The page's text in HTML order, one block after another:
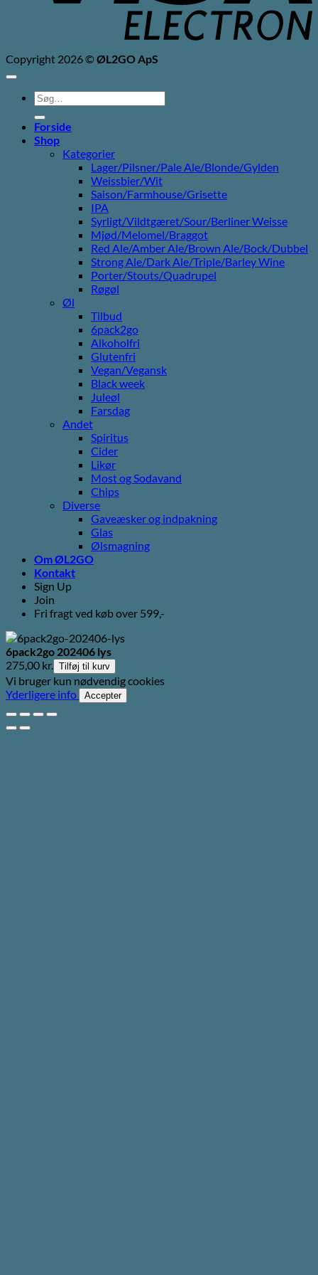
Copyright 2026 ©ØL2GO ApS
Søg
efter:
Forside
Shop
Kategorier
Lager/Pilsner/Pale Ale/Blonde/Gylden
Weissbier/Wit
Saison/Farmhouse/Grisette
IPA
Syrligt/Vildtgæret/Sour/Berliner Weisse
Mjød/Melomel/Braggot
Red Ale/Amber Ale/Brown Ale/Bock/Dubbel
Strong Ale/Dark Ale/Triple/Barley Wine
Porter/Stouts/Quadrupel
Røgøl
Øl
Tilbud
6pack2go
Alkoholfri
Glutenfri
Vegan/Vegansk
Black week
Juleøl
Farsdag
Andet
Spiritus
Cider
Likør
Most og Sodavand
Chips
Diverse
Gaveæsker og indpakning
Glas
Ølsmagning
Om ØL2GO
Kontakt
Sign Up
Join
Fri fragt ved køb over 599,-
6pack2go 202406 lys
275,00 kr. Tilføj til kurv
Vi bruger kun nødvendig cookies
Yderligere info
Accepter